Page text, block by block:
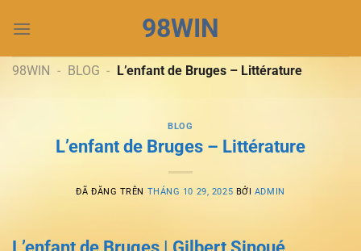
đến
dung
98WIN
98WIN - BLOG - L’enfant de Bruges – Littérature
BLOG
L’enfant de Bruges – Littérature
ĐÃ ĐĂNG TRÊN THÁNG 10 29, 2025 BỞI ADMIN